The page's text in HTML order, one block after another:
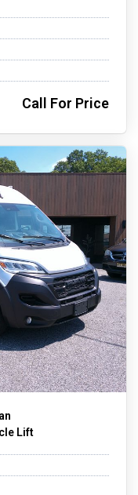
Call For Price
Lift